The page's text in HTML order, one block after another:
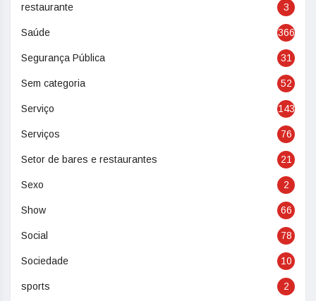
restaurante 3
Saúde 366
Segurança Pública 31
Sem categoria 52
Serviço 143
Serviços 76
Setor de bares e restaurantes 21
Sexo 2
Show 66
Social 78
Sociedade 10
sports 2